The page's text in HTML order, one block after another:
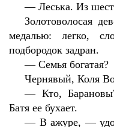
—Леська. Из
Золотоволосая
медалью: легко,
подбородок задран.
—Семья богатая?
Чернявый, Коля
— Кто,
Батя ее бухает.
— В ажуре, —